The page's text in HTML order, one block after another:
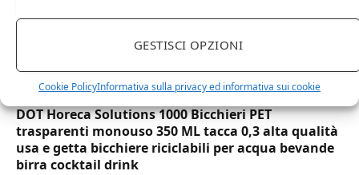
GESTISCI OPZIONI
Cookie PolicyInformativa sulla privacy ed informativa sui cookie
DOT Horeca Solutions 1000 Bicchieri PET
trasparenti monouso 350 ML tacca 0,3 alta qualità
usa e getta bicchiere riciclabili per acqua bevande
birra cocktail drink